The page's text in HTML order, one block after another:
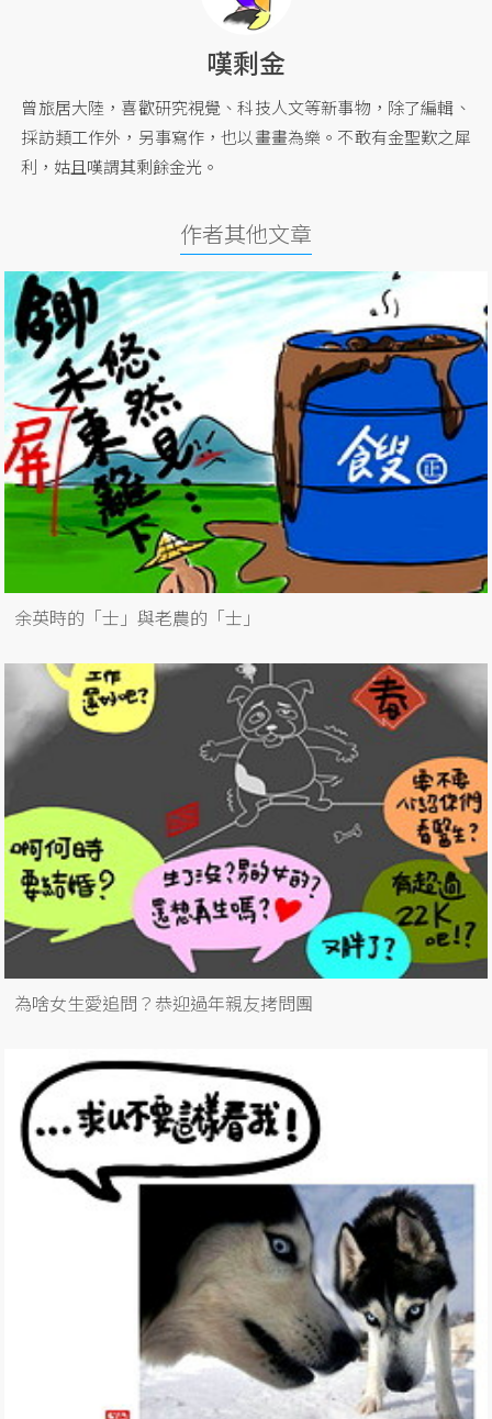
嘆剩金
曾旅居大陸，喜歡研究視覺、科技人文等新事物，除了編輯、
採訪類工作外，另事寫作，也以畫畫為樂。不敢有金聖歎之犀
利，姑且嘆謂其剩餘金光。
作者其他文章
余英時的「士」與老農的「士」
為啥女生愛追問？恭迎過年親友拷問團